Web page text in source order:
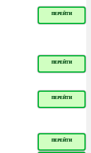
ПЕРЕЙТИ
ПЕРЕЙТИ
ПЕРЕЙТИ
ПЕРЕЙТИ